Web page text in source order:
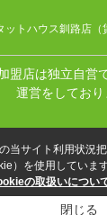
ットハウス釧路店
盟店は独立自営
運営をしており
当サイト利用状況
）を使用しています
の取扱いについ
閉じる